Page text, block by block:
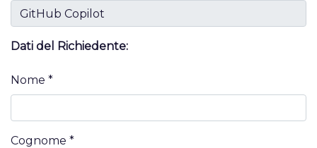
Dati del Richiedente:
Nome *
Cognome *